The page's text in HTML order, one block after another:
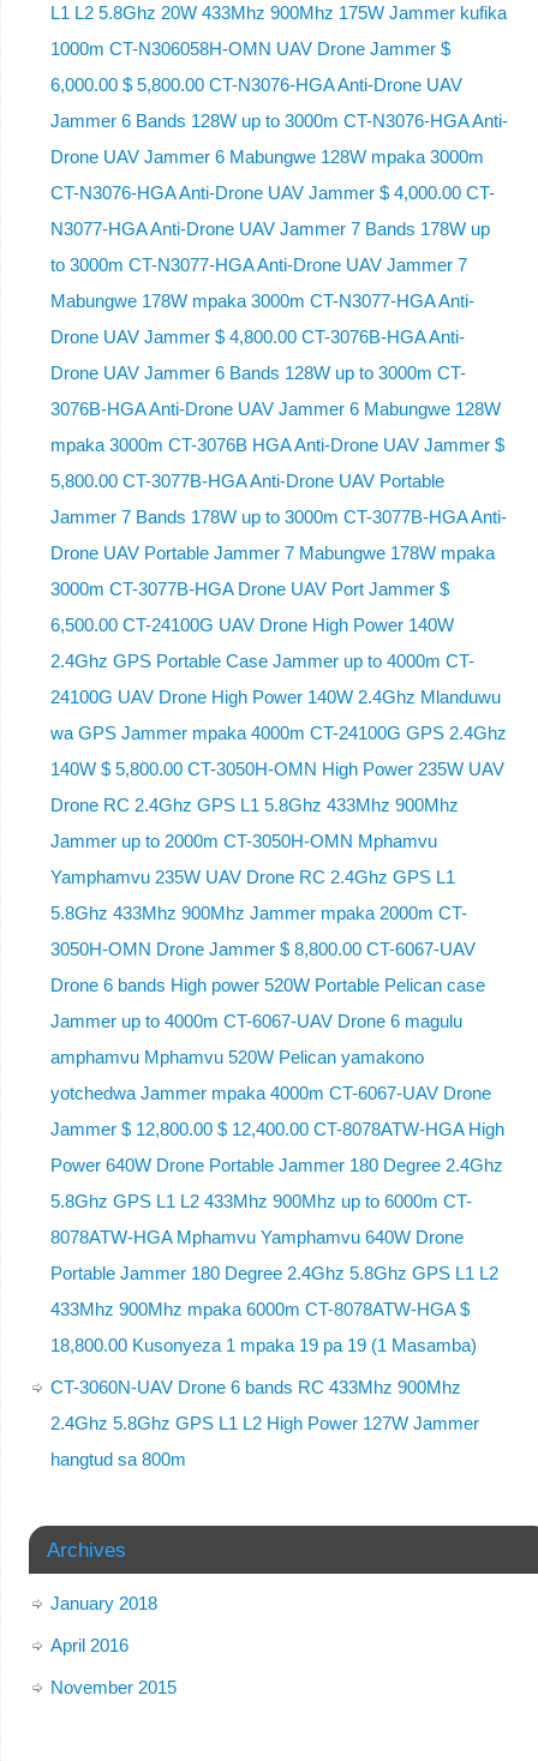
L1 L2 5.8Ghz 20W 433Mhz 900Mhz 175W Jammer kufika
1000m CT-N306058H-OMN UAV Drone Jammer $
6,000.00 $ 5,800.00 CT-N3076-HGA Anti-Drone UAV
Jammer 6 Bands 128W up to 3000m CT-N3076-HGA ​​Anti-
Drone UAV Jammer 6 Mabungwe 128W mpaka 3000m
CT-N3076-HGA ​​Anti-Drone UAV Jammer $ 4,000.00 CT-
N3077-HGA Anti-Drone UAV Jammer 7 Bands 178W up
to 3000m CT-N3077-HGA Anti-Drone UAV Jammer 7
Mabungwe 178W mpaka 3000m CT-N3077-HGA Anti-
Drone UAV Jammer $ 4,800.00 CT-3076B-HGA Anti-
Drone UAV Jammer 6 Bands 128W up to 3000m CT-
3076B-HGA Anti-Drone UAV Jammer 6 Mabungwe 128W
mpaka 3000m CT-3076B HGA Anti-Drone UAV Jammer $
5,800.00 CT-3077B-HGA Anti-Drone UAV Portable
Jammer 7 Bands 178W up to 3000m CT-3077B-HGA Anti-
Drone UAV Portable Jammer 7 Mabungwe 178W mpaka
3000m CT-3077B-HGA Drone UAV Port Jammer $
6,500.00 CT-24100G UAV Drone High Power 140W
2.4Ghz GPS Portable Case Jammer up to 4000m CT-
24100G UAV Drone High Power 140W 2.4Ghz Mlanduwu
wa GPS Jammer mpaka 4000m CT-24100G GPS 2.4Ghz
140W $ 5,800.00 CT-3050H-OMN High Power 235W UAV
Drone RC 2.4Ghz GPS L1 5.8Ghz 433Mhz 900Mhz
Jammer up to 2000m CT-3050H-OMN Mphamvu
Yamphamvu 235W UAV Drone RC 2.4Ghz GPS L1
5.8Ghz 433Mhz 900Mhz Jammer mpaka 2000m CT-
3050H-OMN Drone Jammer $ 8,800.00 CT-6067-UAV
Drone 6 bands High power 520W Portable Pelican case
Jammer up to 4000m CT-6067-UAV Drone 6 magulu
amphamvu Mphamvu 520W Pelican yamakono
yotchedwa Jammer mpaka 4000m CT-6067-UAV Drone
Jammer $ 12,800.00 $ 12,400.00 CT-8078ATW-HGA High
Power 640W Drone Portable Jammer 180 Degree 2.4Ghz
5.8Ghz GPS L1 L2 433Mhz 900Mhz up to 6000m CT-
8078ATW-HGA Mphamvu Yamphamvu 640W Drone
Portable Jammer 180 Degree 2.4Ghz 5.8Ghz GPS L1 L2
433Mhz 900Mhz mpaka 6000m CT-8078ATW-HGA $
18,800.00 Kusonyeza 1 mpaka 19 pa 19 (1 Masamba)
CT-3060N-UAV Drone 6 bands RC 433Mhz 900Mhz
2.4Ghz 5.8Ghz GPS L1 L2 High Power 127W Jammer
hangtud sa 800m
Archives
January 2018
April 2016
November 2015